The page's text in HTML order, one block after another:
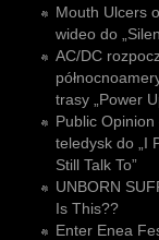
Mouth Ulcers
wideo do
AC/DC
trasy „Power
Public Opinion
teledysk do „I
Still Talk To”
UNBORN
Is This??
Enter Enea